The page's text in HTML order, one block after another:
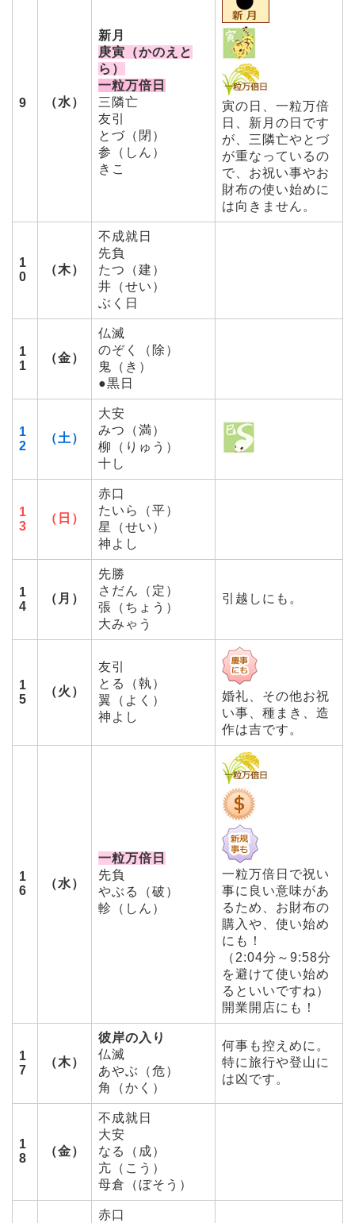
9 （水）
新月
庚寅（かのえと
ら）
一粒万倍日
三隣亡
友引
とづ（閉）
参（しん）
きこ
寅の日、一粒万倍
日、新月の日です
が、三隣亡やとづ
が重なっているの
で、お祝い事やお
財布の使い始めに
は向きません。
1
0
（木）
不成就日
先負
たつ（建）
井（せい）
ぶく日
1
1
（金）
仏滅
のぞく（除）
鬼（き）
●黒日
1
2
（土）
大安
みつ（満）
柳（りゅう）
十し
1
3
（日）
赤口
たいら（平）
星（せい）
神よし
1
4
（月）
先勝
さだん（定）
張（ちょう）
大みゃう
引越しにも。
1
5
（火）
友引
とる（執）
翼（よく）
神よし
婚礼、その他お祝
い事、種まき、造
作は吉です。
1
6
（水）
一粒万倍日
先負
やぶる（破）
軫（しん）
一粒万倍日で祝い
事に良い意味があ
るため、お財布の
購入や、使い始め
にも！
（2:04分～9:58分
を避けて使い始め
るといいですね）
開業開店にも！
1
7
（木）
彼岸の入り
仏滅
あやぶ（危）
角（かく）
何事も控えめに。
特に旅行や登山に
は凶です。
1
8
（金）
不成就日
大安
なる（成）
亢（こう）
母倉（ぼそう）
赤口